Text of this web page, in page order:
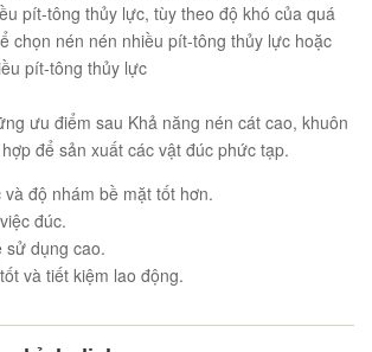
pít-tông thủy lực, tùy theo độ khó của quá
chọn nén nén nhiều pít-tông thủy lực hoặc
pít-tông thủy lực
ưu điểm sau Khả năng nén cát cao, khuôn
để sản xuất các vật đúc phức tạp.
độ nhám bề mặt tốt hơn.
đúc.
sử dụng cao.
và tiết kiệm lao động.